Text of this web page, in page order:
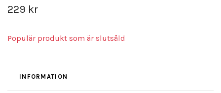
229 kr
Populär produkt som är slutsåld
INFORMATION